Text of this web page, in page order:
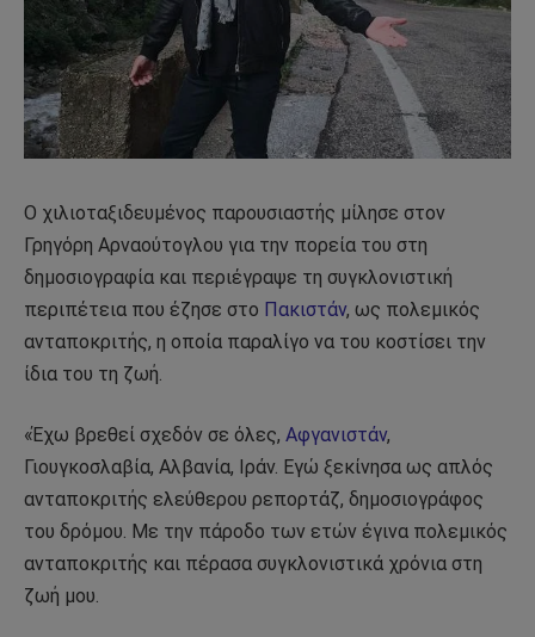
Ο χιλιοταξιδευμένος παρουσιαστής μίλησε στον
Γρηγόρη Αρναούτογλου για την πορεία του στη
δημοσιογραφία και περιέγραψε τη συγκλονιστική
περιπέτεια που έζησε στο Πακιστάν, ως πολεμικός
ανταποκριτής, η οποία παραλίγο να του κοστίσει την
ίδια του τη ζωή.
«Έχω βρεθεί σχεδόν σε όλες, Αφγανιστάν,
Γιουγκοσλαβία, Αλβανία, Ιράν. Εγώ ξεκίνησα ως απλός
ανταποκριτής ελεύθερου ρεπορτάζ, δημοσιογράφος
του δρόμου. Με την πάροδο των ετών έγινα πολεμικός
ανταποκριτής και πέρασα συγκλονιστικά χρόνια στη
ζωή μου.